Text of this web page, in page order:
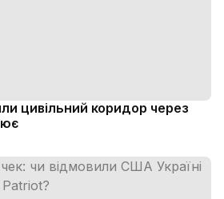
цивільний коридор через